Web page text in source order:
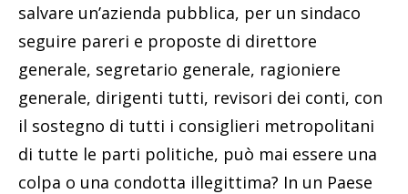
salvare un’azienda pubblica, per un sindaco
seguire pareri e proposte di direttore
generale, segretario generale, ragioniere
generale, dirigenti tutti, revisori dei conti, con
il sostegno di tutti i consiglieri metropolitani
di tutte le parti politiche, può mai essere una
colpa o una condotta illegittima? In un Paese